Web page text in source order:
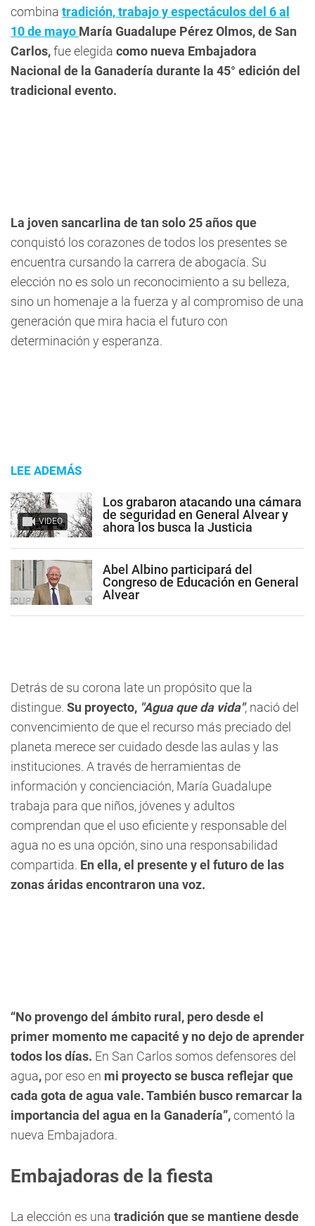
combina tradición, trabajo y espectáculos del 6 al
10 de mayo María Guadalupe Pérez Olmos, de San
Carlos,fue elegida como nueva Embajadora
Nacional de la Ganadería durante la 45° edición del
tradicional evento.
La joven sancarlina de tan solo 25 años que
conquistó los corazones de todos los presentes se
encuentra cursando la carrera de abogacía. Su
elección no es solo un reconocimiento a su belleza,
sino un homenaje a la fuerza y al compromiso de una
generación que mira hacia el futuro con
determinación y esperanza.
LEE ADEMÁS
VIDEO
Los grabaron atacando una cámara
de seguridad en General Alvear y
ahora los busca la Justicia
Abel Albino participará del
Congreso de Educación en General
Alvear
Detrás de su corona late un propósito que la
distingue. Su proyecto, "Agua que da vida", nació del
convencimiento de que el recurso más preciado del
planeta merece ser cuidado desde las aulas y las
instituciones. A través de herramientas de
información y concienciación, María Guadalupe
trabaja para que niños, jóvenes y adultos
comprendan que el uso eficiente y responsable del
agua no es una opción, sino una responsabilidad
compartida. En ella, el presente y el futuro de las
zonas áridas encontraron una voz.
“No provengo del ámbito rural, pero desde el
primer momento me capacité y no dejo de aprender
todos los días. En San Carlos somos defensores del
agua, por eso en mi proyecto se busca reflejar que
cada gota de agua vale. También busco remarcar la
importancia del agua en la Ganadería”,comentó la
nueva Embajadora.
Embajadoras de la fiesta
La elección es una tradición que se mantiene desde